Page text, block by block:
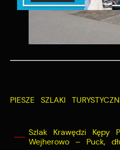
PIESZE SZLAKI
Szlak Krawędzi Kępy
Wejherowo – Puck,